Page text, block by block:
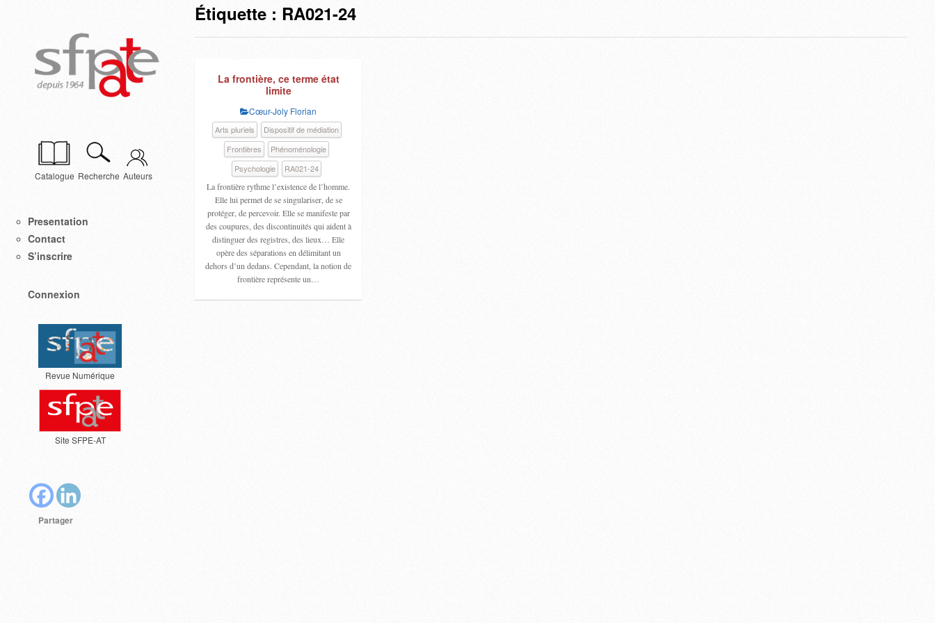
Catalogue Recherche Auteurs
Presentation
Contact
S’inscrire
Connexion
Revue Numérique
Site SFPE-AT
Partager
Étiquette : RA021-24
La frontière, ce terme état
limite
Cœur-Joly Florian
Arts pluriels
Dispositif de médiation
Frontières
Phénoménologie
Psychologie
RA021-24
La frontière rythme l’existence de l’homme.
Elle lui permet de se singulariser, de se
protéger, de percevoir. Elle se manifeste par
des coupures, des discontinuités qui aident à
distinguer des registres, des lieux… Elle
opère des séparations en délimitant un
dehors d’un dedans. Cependant, la notion de
frontière représente un…